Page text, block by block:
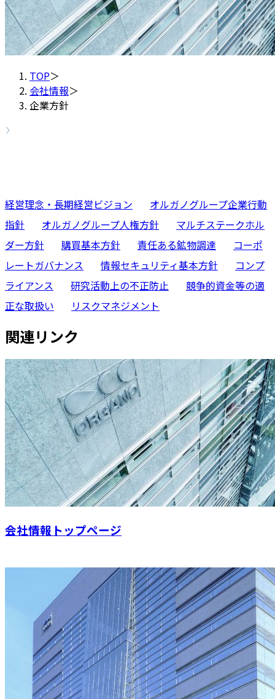
TOP＞
会社情報＞
企業方針
経営理念・長期経営ビジョン
オルガノグループ企業行動
指針
オルガノグループ人権方針
マルチステークホル
ダー方針
購買基本方針 責任ある鉱物調達
コーポ
レートガバナンス
情報セキュリティ基本方針
コンプ
ライアンス
研究活動上の不正防止
競争的資金等の適
正な取扱い
リスクマネジメント
関連リンク
会社情報トップページ